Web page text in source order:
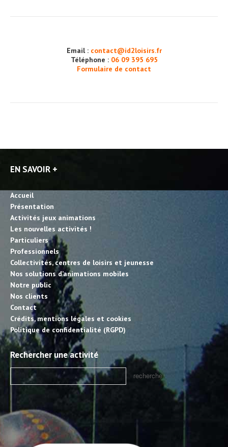
Email : contact@id2loisirs.fr
Téléphone : 06 09 395 695
Formulaire de contact
EN SAVOIR +
Accueil
Présentation
Activités jeux animations
Les nouvelles activités !
Particuliers
Professionnels
Collectivités, centres de loisirs et jeunesse
Nos solutions d’animations mobiles
Notre public
Nos clients
Contact
Crédits, mentions légales et cookies
Politique de confidentialité (RGPD)
Rechercher une activité